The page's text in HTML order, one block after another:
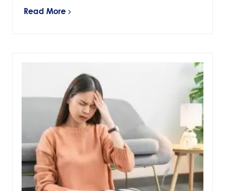
Read More